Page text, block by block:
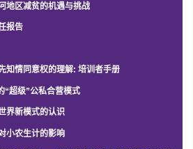
地区减贫的机遇与挑战
报告
知情同意权的理解: 培训者手册
“超级”公私合营模式
界新模式的认识
小农生计的影响